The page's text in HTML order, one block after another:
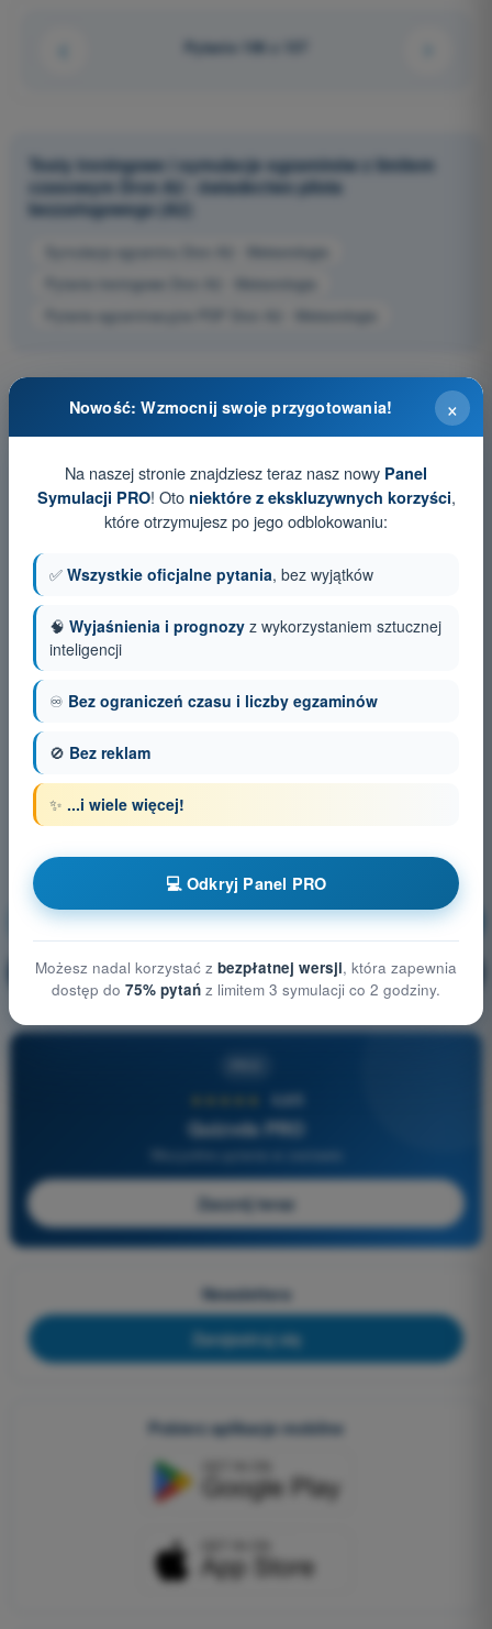
Pytanie 106 z 137
Testy treningowe i symulacje egzaminów z limitem
czasowym Dron A2 - świadectwo pilota
bezzałogowego (A2)
Symulacja egzaminu Dron A2 - Meteorologia
Pytania treningowe Dron A2 - Meteorologia
Pytania egzaminacyjne PDF Dron A2 - Meteorologia
Meteorologia Trening!
🔒 PRO Wyjaśnienie pytania
4,6/5
Quizvds PRO
Zacznij teraz
Newslettera
Zarejestruj się
Pobierz aplikacje mobilne
×
Nowość: Wzmocnij swoje przygotowania!
Na naszej stronie znajdziesz teraz nasz nowy Panel
Symulacji PRO! Oto niektóre z ekskluzywnych korzyści,
które otrzymujesz po jego odblokowaniu:
✅ Wszystkie oficjalne pytania, bez wyjątków
🧠 Wyjaśnienia i prognozy z wykorzystaniem sztucznej
inteligencji
♾️ Bez ograniczeń czasu i liczby egzaminów
🚫 Bez reklam
✨ ...i wiele więcej!
💻 Odkryj Panel PRO
Możesz nadal korzystać z bezpłatnej wersji, która zapewnia
dostęp do 75% pytań z limitem 3 symulacji co 2 godziny.